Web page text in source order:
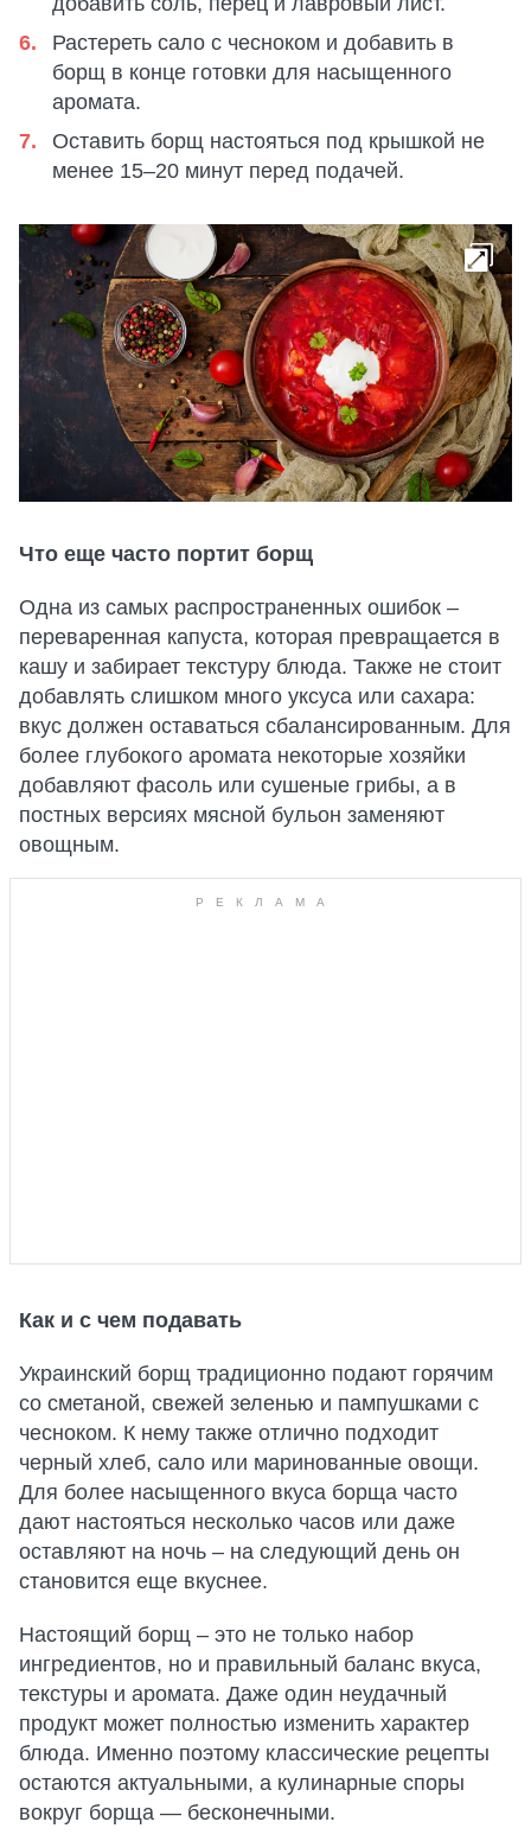
Растереть сало с чесноком и добавить в
борщ в конце готовки для насыщенного
аромата.
Оставить борщ настояться под крышкой не
менее 15–20 минут перед подачей.
Что еще часто портит борщ
Одна из самых распространенных ошибок –
переваренная капуста, которая превращается в
кашу и забирает текстуру блюда. Также не стоит
добавлять слишком много уксуса или сахара:
вкус должен оставаться сбалансированным. Для
более глубокого аромата некоторые хозяйки
добавляют фасоль или сушеные грибы, а в
постных версиях мясной бульон заменяют
овощным.
Как и с чем подавать
Украинский борщ традиционно подают горячим
со сметаной, свежей зеленью и пампушками с
чесноком. К нему также отлично подходит
черный хлеб, сало или маринованные овощи.
Для более насыщенного вкуса борща часто
дают настояться несколько часов или даже
оставляют на ночь – на следующий день он
становится еще вкуснее.
Настоящий борщ – это не только набор
ингредиентов, но и правильный баланс вкуса,
текстуры и аромата. Даже один неудачный
продукт может полностью изменить характер
блюда. Именно поэтому классические рецепты
остаются актуальными, а кулинарные споры
вокруг борща — бесконечными.